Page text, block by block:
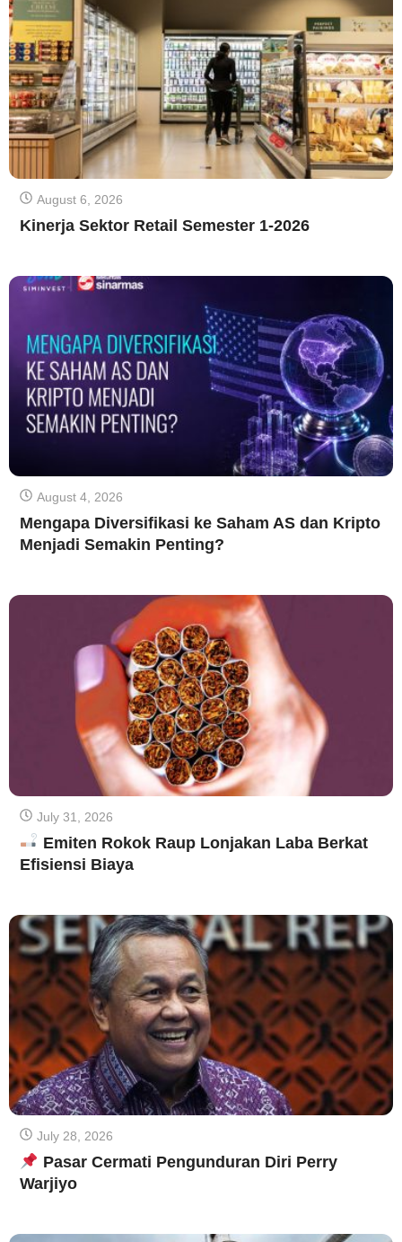
August 6, 2026
Kinerja Sektor Retail Semester 1-2026
August 4, 2026
Mengapa Diversifikasi ke Saham AS dan Kripto
Menjadi Semakin Penting?
July 31, 2026
Emiten Rokok Raup Lonjakan Laba Berkat
Efisiensi Biaya
July 28, 2026
Pasar Cermati Pengunduran Diri Perry
Warjiyo